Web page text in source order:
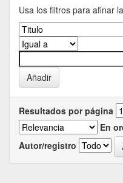
Usa los filtros para afinar
Resultados por página
En
Autor/registro